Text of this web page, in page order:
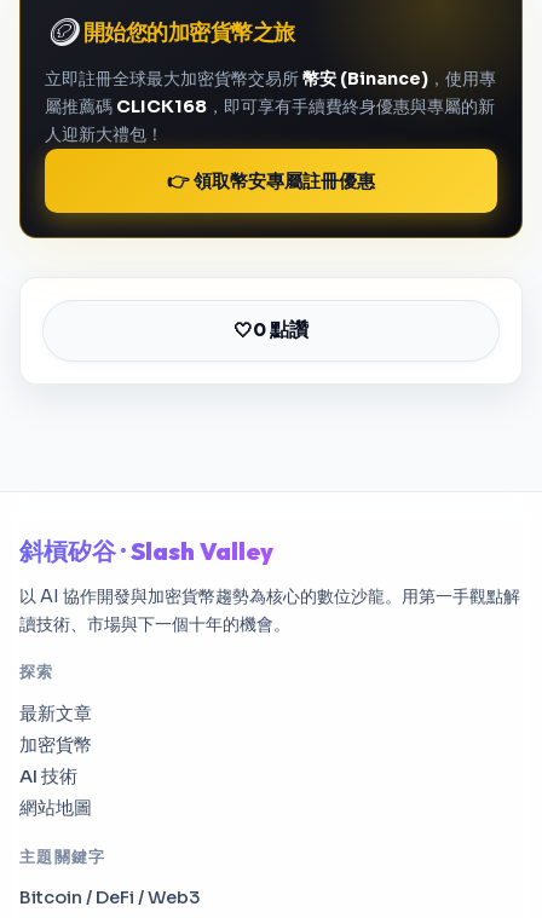
🪙開始您的加密貨幣之旅
立即註冊全球最大加密貨幣交易所幣安 (Binance) ，使用專
屬推薦碼 CLICK168 ，即可享有手續費終身優惠與專屬的新
人迎新大禮包！
👉 領取幣安專屬註冊優惠
🤍0 點讚
斜槓矽谷 · Slash Valley
以 AI 協作開發與加密貨幣趨勢為核心的數位沙龍。用第一手觀點解
讀技術、市場與下一個十年的機會。
探索
最新文章
加密貨幣
AI 技術
網站地圖
主題關鍵字
Bitcoin / DeFi / Web3